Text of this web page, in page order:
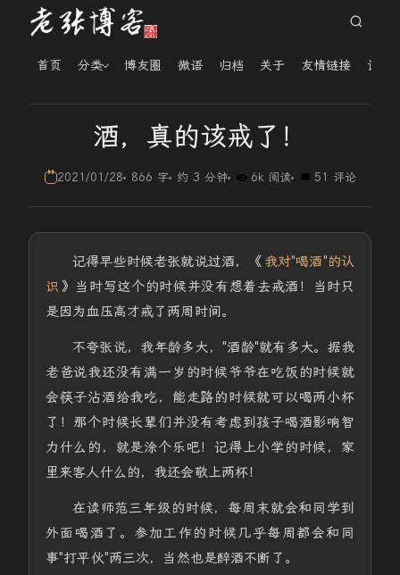
首页 分类 博友圈 微语 归档 关于 友情链接 读者
酒，真的该戒了！
2021/01/28 866 字 约 3 分钟 6k 阅读 51 评论
记得早些时候老张就说过酒，《 我对"喝酒"的认
识 》当时写这个的时候并没有想着去戒酒！当时只
是因为血压高才戒了两周时间。
不夸张说，我年龄多大，"酒龄"就有多大。据我
老爸说我还没有满一岁的时候爷爷在吃饭的时候就
会筷子沾酒给我吃，能走路的时候就可以喝两小杯
了！那个时候长辈们并没有考虑到孩子喝酒影响智
力什么的，就是涂个乐吧！记得上小学的时候，家
里来客人什么的，我还会敬上两杯！
在读师范三年级的时候，每周末就会和同学到
外面喝酒了。参加工作的时候几乎每周都会和同
事"打平伙"两三次，当然也是醉酒不断了。